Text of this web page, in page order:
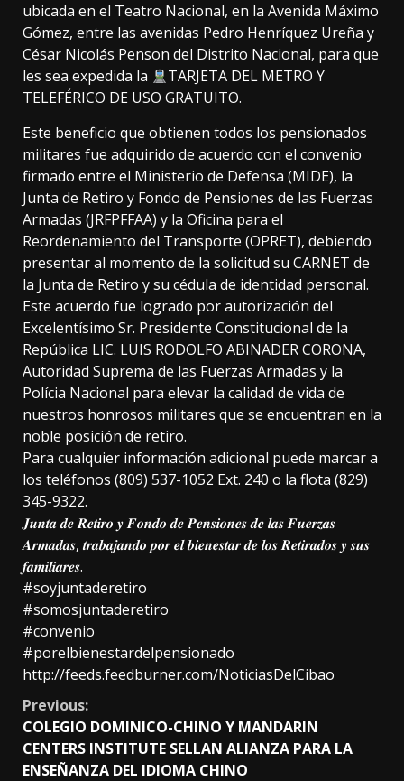
ubicada en el Teatro Nacional, en la Avenida Máximo
Gómez, entre las avenidas Pedro Henríquez Ureña y
César Nicolás Penson del Distrito Nacional, para que
les sea expedida la
TARJETA DEL METRO Y
TELEFÉRICO DE USO GRATUITO.
Este beneficio que obtienen todos los pensionados
militares fue adquirido de acuerdo con el convenio
firmado entre el Ministerio de Defensa (MIDE), la
Junta de Retiro y Fondo de Pensiones de las Fuerzas
Armadas (JRFPFFAA) y la Oficina para el
Reordenamiento del Transporte (OPRET), debiendo
presentar al momento de la solicitud su CARNET de
la Junta de Retiro y su cédula de identidad personal.
Este acuerdo fue logrado por autorización del
Excelentísimo Sr. Presidente Constitucional de la
República LIC. LUIS RODOLFO ABINADER CORONA,
Autoridad Suprema de las Fuerzas Armadas y la
Polícia Nacional para elevar la calidad de vida de
nuestros honrosos militares que se encuentran en la
noble posición de retiro.
Para cualquier información adicional puede marcar a
los teléfonos (809) 537-1052 Ext. 240 o la flota (829)
345-9322.
𝑱𝒖𝒏𝒕𝒂 𝒅𝒆 𝑹𝒆𝒕𝒊𝒓𝒐 𝒚 𝑭𝒐𝒏𝒅𝒐 𝒅𝒆 𝑷𝒆𝒏𝒔𝒊𝒐𝒏𝒆𝒔 𝒅𝒆 𝒍𝒂𝒔 𝑭𝒖𝒆𝒓𝒛𝒂𝒔
𝑨𝒓𝒎𝒂𝒅𝒂𝒔, 𝒕𝒓𝒂𝒃𝒂𝒋𝒂𝒏𝒅𝒐 𝒑𝒐𝒓 𝒆𝒍 𝒃𝒊𝒆𝒏𝒆𝒔𝒕𝒂𝒓 𝒅𝒆 𝒍𝒐𝒔 𝑹𝒆𝒕𝒊𝒓𝒂𝒅𝒐𝒔 𝒚 𝒔𝒖𝒔
𝒇𝒂𝒎𝒊𝒍𝒊𝒂𝒓𝒆𝒔.
#soyjuntaderetiro
#somosjuntaderetiro
#convenio
#porelbienestardelpensionado
http://feeds.feedburner.com/NoticiasDelCibao
Continue
Reading
Previous:
COLEGIO DOMINICO-CHINO Y MANDARIN
CENTERS INSTITUTE SELLAN ALIANZA PARA LA
ENSEÑANZA DEL IDIOMA CHINO